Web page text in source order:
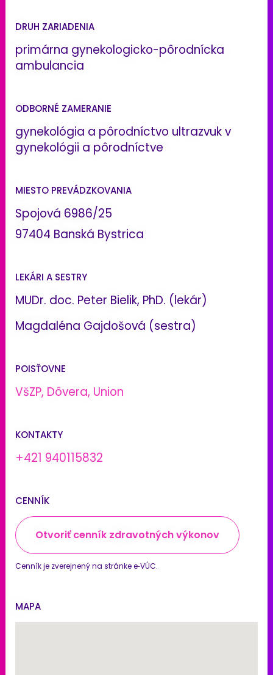
DRUH ZARIADENIA
primárna gynekologicko-pôrodnícka
ambulancia
ODBORNÉ ZAMERANIE
gynekológia a pôrodníctvo ultrazvuk v
gynekológii a pôrodníctve
MIESTO PREVÁDZKOVANIA
Spojová 6986/25
97404 Banská Bystrica
LEKÁRI A SESTRY
MUDr. doc. Peter Bielik, PhD. (lekár)
Magdaléna Gajdošová (sestra)
POISŤOVNE
VšZP, Dôvera, Union
KONTAKTY
+421 940115832
CENNÍK
Otvoriť cenník zdravotných výkonov
Cenník je zverejnený na stránke e‑VÚC.
MAPA